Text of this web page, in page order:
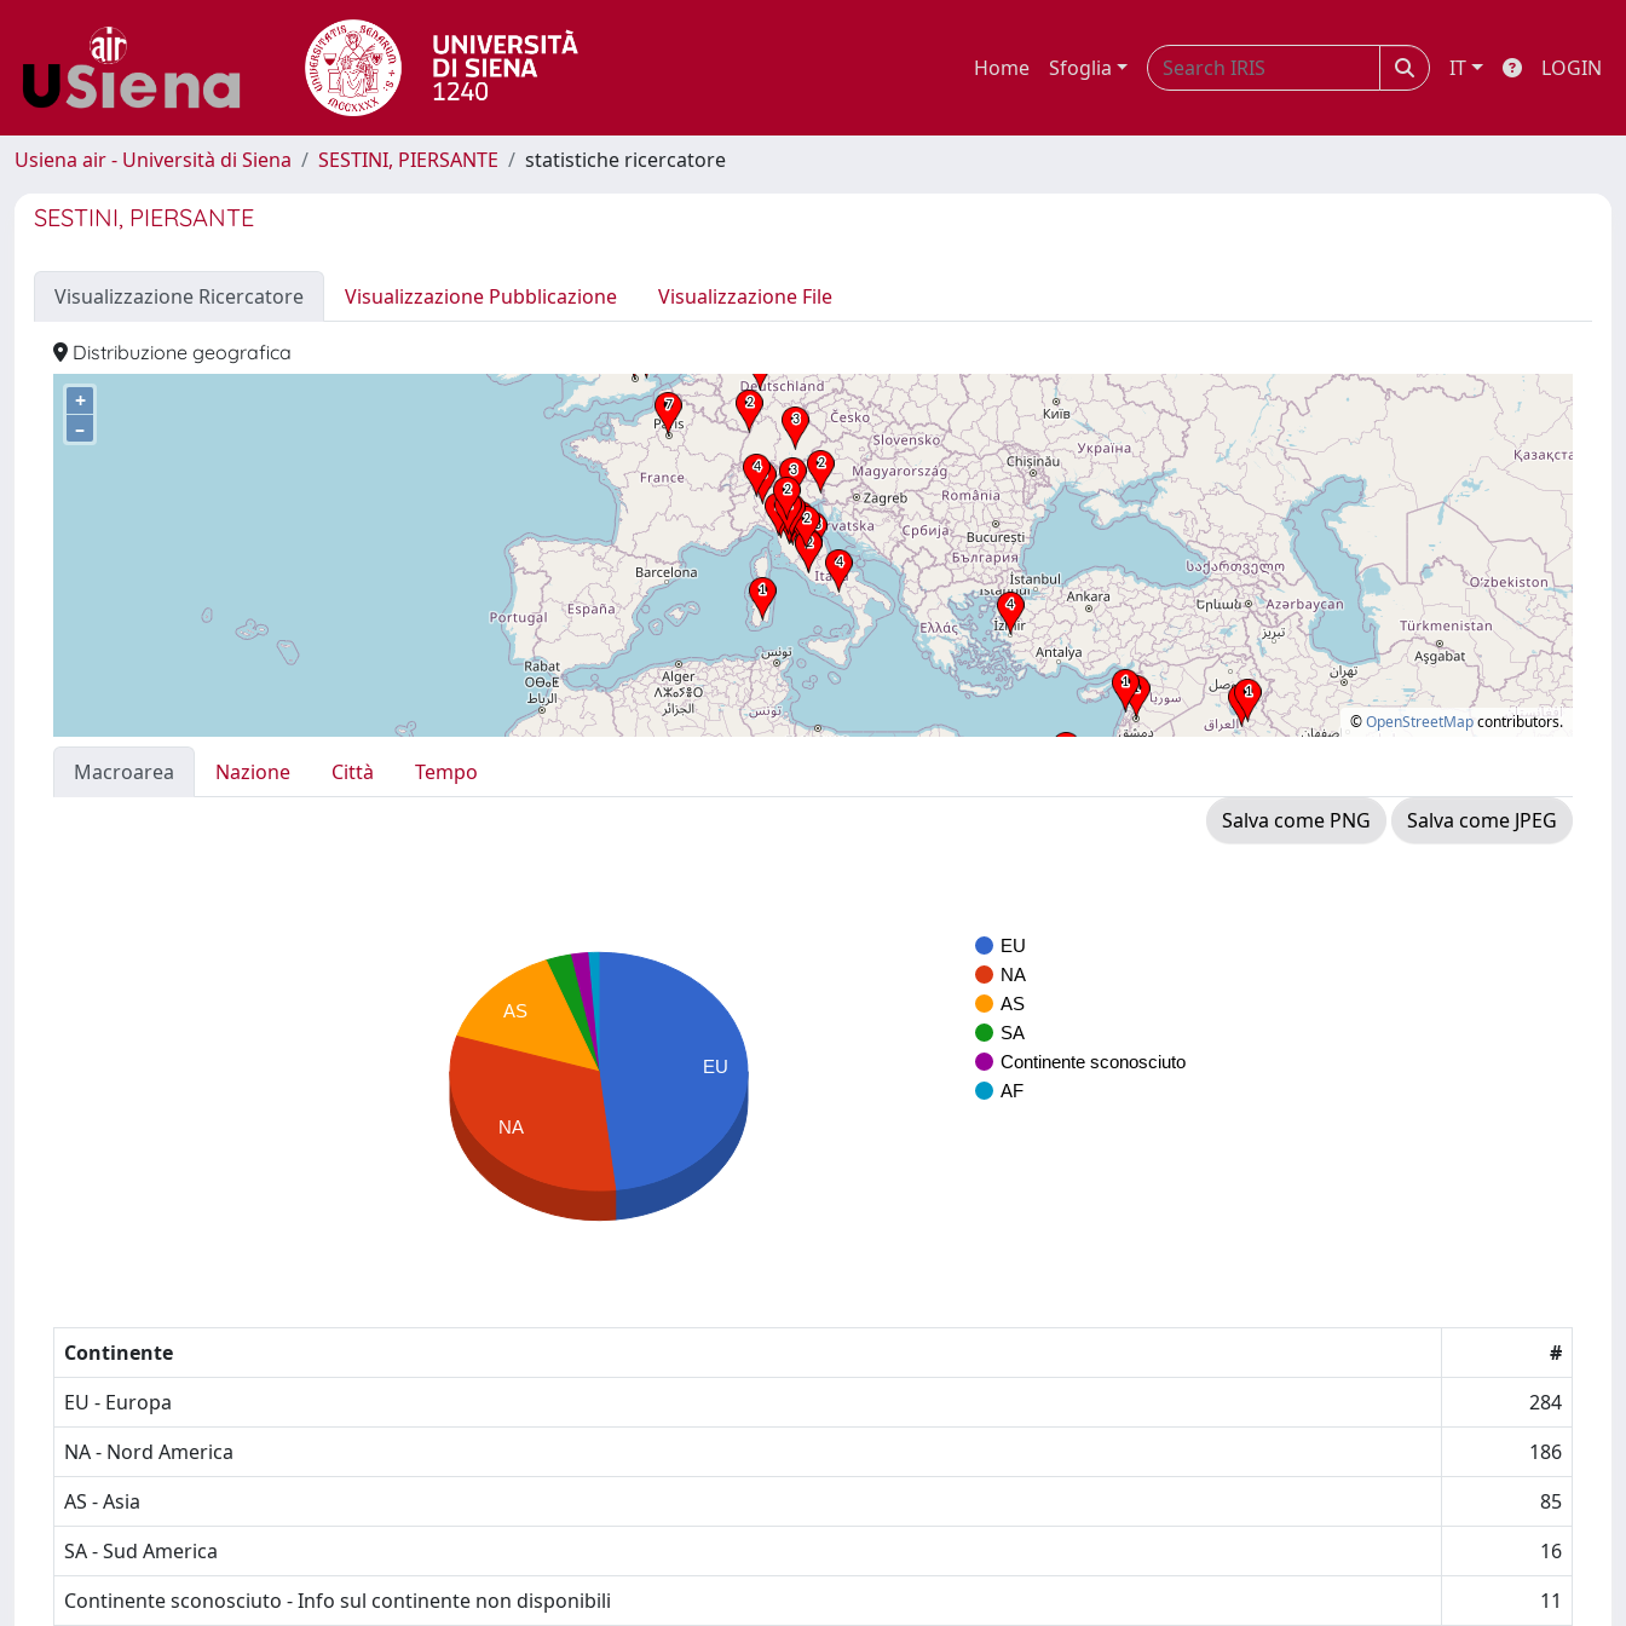
Home Sfoglia IT LOGIN
Usiena air - Università di Siena SESTINI, PIERSANTE statistiche ricercatore
SESTINI, PIERSANTE
Visualizzazione Ricercatore Visualizzazione Pubblicazione Visualizzazione File
Distribuzione geografica
+
–
©OpenStreetMapcontributors.
Macroarea Nazione Città
Tempo
Salva come PNG
Salva come JPEG
EU
NA
AS
SA
Continente sconosciuto
AF
EU
AS
NA
Continente
#
EU - Europa
284
NA - Nord America
186
AS - Asia
85
SA - Sud America
16
Continente sconosciuto - Info sul continente non disponibili
11